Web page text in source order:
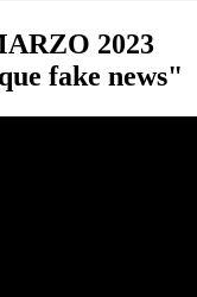
2023
fake news"